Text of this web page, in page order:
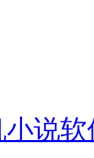
说软